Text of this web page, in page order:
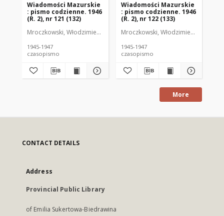
Wiadomości Mazurskie
: pismo codzienne. 1946
(R. 2), nr 121 (132)
Mroczkowski, Włodzimierz (1902-1971). Redaktor
1945-1947
czasopismo
Wiadomości Mazurskie
: pismo codzienne. 1946
(R. 2), nr 122 (133)
Mroczkowski, Włodzimierz (1902-
1945-1947
czasopismo
More
CONTACT DETAILS
Address
Provincial Public Library
of Emilia Sukertowa-Biedrawina